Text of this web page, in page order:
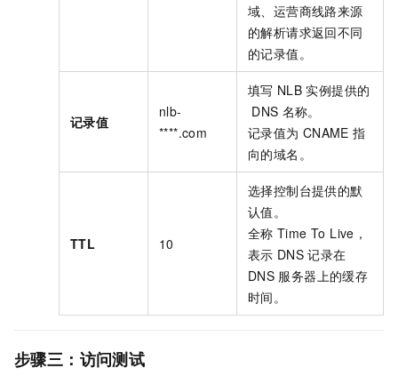
域、运营商线路来源
的解析请求返回不同
的记录值。
记录值
nlb-
****.com
填写 NLB 实例提供的
DNS 名称。
记录值为 CNAME 指
向的域名。
TTL 10
选择控制台提供的默
认值。
全称 Time To Live，
表示 DNS 记录在
DNS 服务器上的缓存
时间。
步骤三：访问测试